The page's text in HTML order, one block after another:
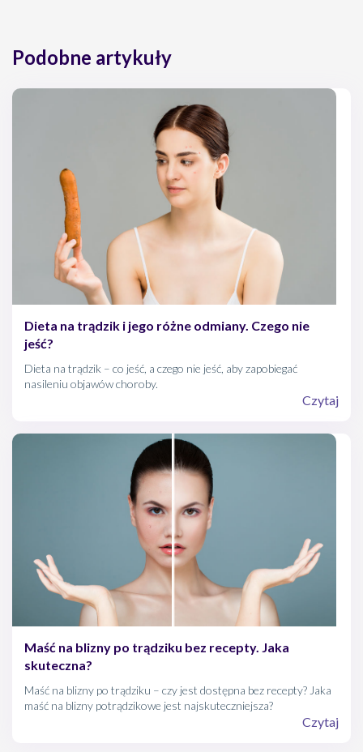
Forum Medycyny Rodzinnej 2010, tom 4, nr 4
Podobne artykuły
Dieta na trądzik i jego różne odmiany. Czego nie
jeść?
Dieta na trądzik – co jeść, a czego nie jeść, aby zapobiegać
nasileniu objawów choroby.
Czytaj
Maść na blizny po trądziku bez recepty. Jaka
skuteczna?
Maść na blizny po trądziku – czy jest dostępna bez recepty? Jaka
maść na blizny potrądzikowe jest najskuteczniejsza?
Czytaj